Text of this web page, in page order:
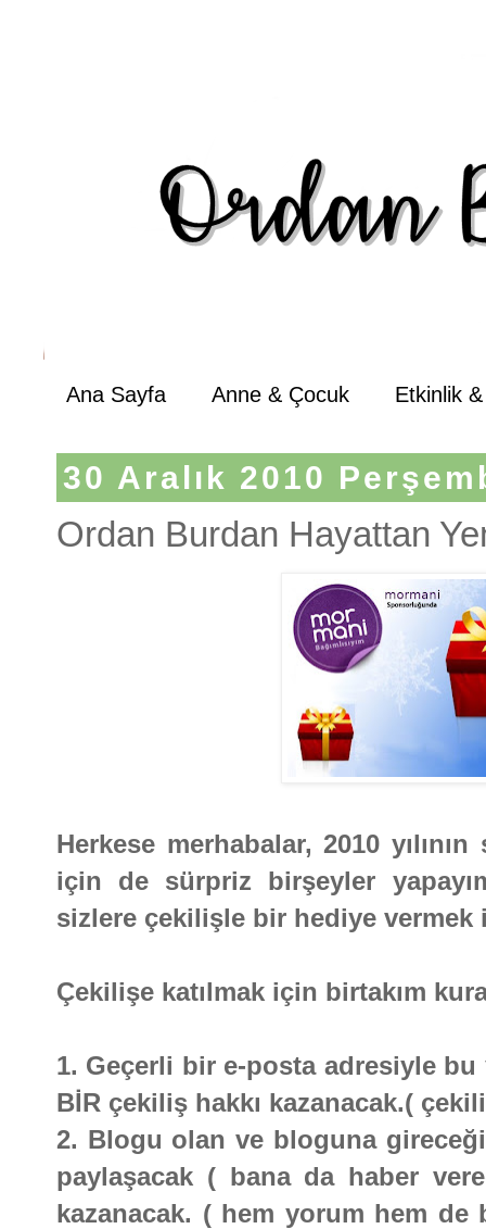
Ana Sayfa Anne & Çocuk Etkinlik
30 Aralık 2010
Ordan Burdan Hayattan
Herkese merhabalar, 2010
için de sürpriz birşeyler
sizlere çekilişle bir hediye vermek
Çekilişe katılmak için birtakım
1. Geçerli bir e-posta adresiyle bu
BİR çekiliş hakkı kazanacak.(
2. Blogu olan ve bloguna
paylaşacak ( bana da haber
kazanacak. ( hem yorum hem